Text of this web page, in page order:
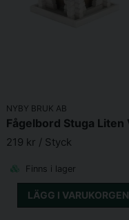
NYBY BRUK AB
219 kr / Styck
Finns i lager
LÄGG I VARUKORGEN